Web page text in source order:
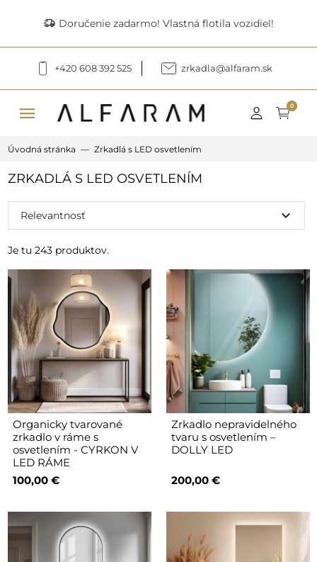
delivery_truck_speed Doručenie zadarmo! Vlastná flotila vozidiel!
+420 608 392 525 zrkadla@alfaram.sk
menu 0
Úvodná stránka Zrkadlá s LED osvetlením
ZRKADLÁ S LED OSVETLENÍM
Je tu 243 produktov.
Relevantnosť expand_more
Organicky tvarované
zrkadlo v ráme s
osvetlením - CYRKON V
LED RÁME
100,00 €
Zrkadlo nepravidelného
tvaru s osvetlením –
DOLLY LED
200,00 €